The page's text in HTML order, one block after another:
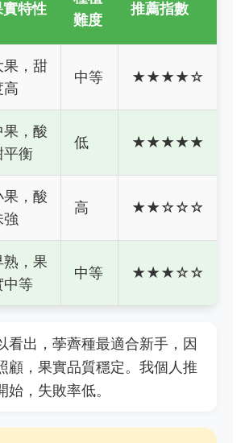
實特性
難度
推薦指數
果，甜
高
中等 ★★★★☆
果，酸
平衡
低 ★★★★★
果，酸
強
高 ★★☆☆☆
熟，果
中等
中等 ★★★☆☆
看出，荸薺種最適合新手，因
顧，果實品質穩定。我個人推
始，失敗率低。